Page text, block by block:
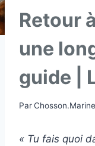
Retour
une
guide |
ParChosson.Marine
« Tu fais quoi